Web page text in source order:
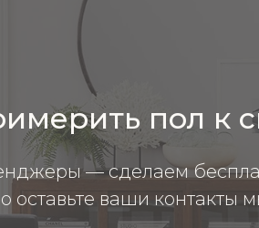
пол к
— сделаем
оставьте ваши контакты